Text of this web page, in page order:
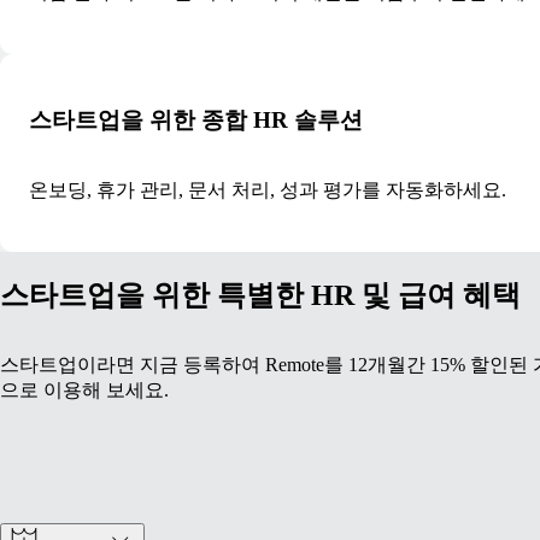
스타트업을 위한 종합 HR 솔루션
온보딩, 휴가 관리, 문서 처리, 성과 평가를 자동화하세요.
스타트업을 위한 특별한 HR 및 급여 혜택
스타트업이라면 지금 등록하여 Remote를 12개월간 15% 할인된
으로 이용해 보세요.